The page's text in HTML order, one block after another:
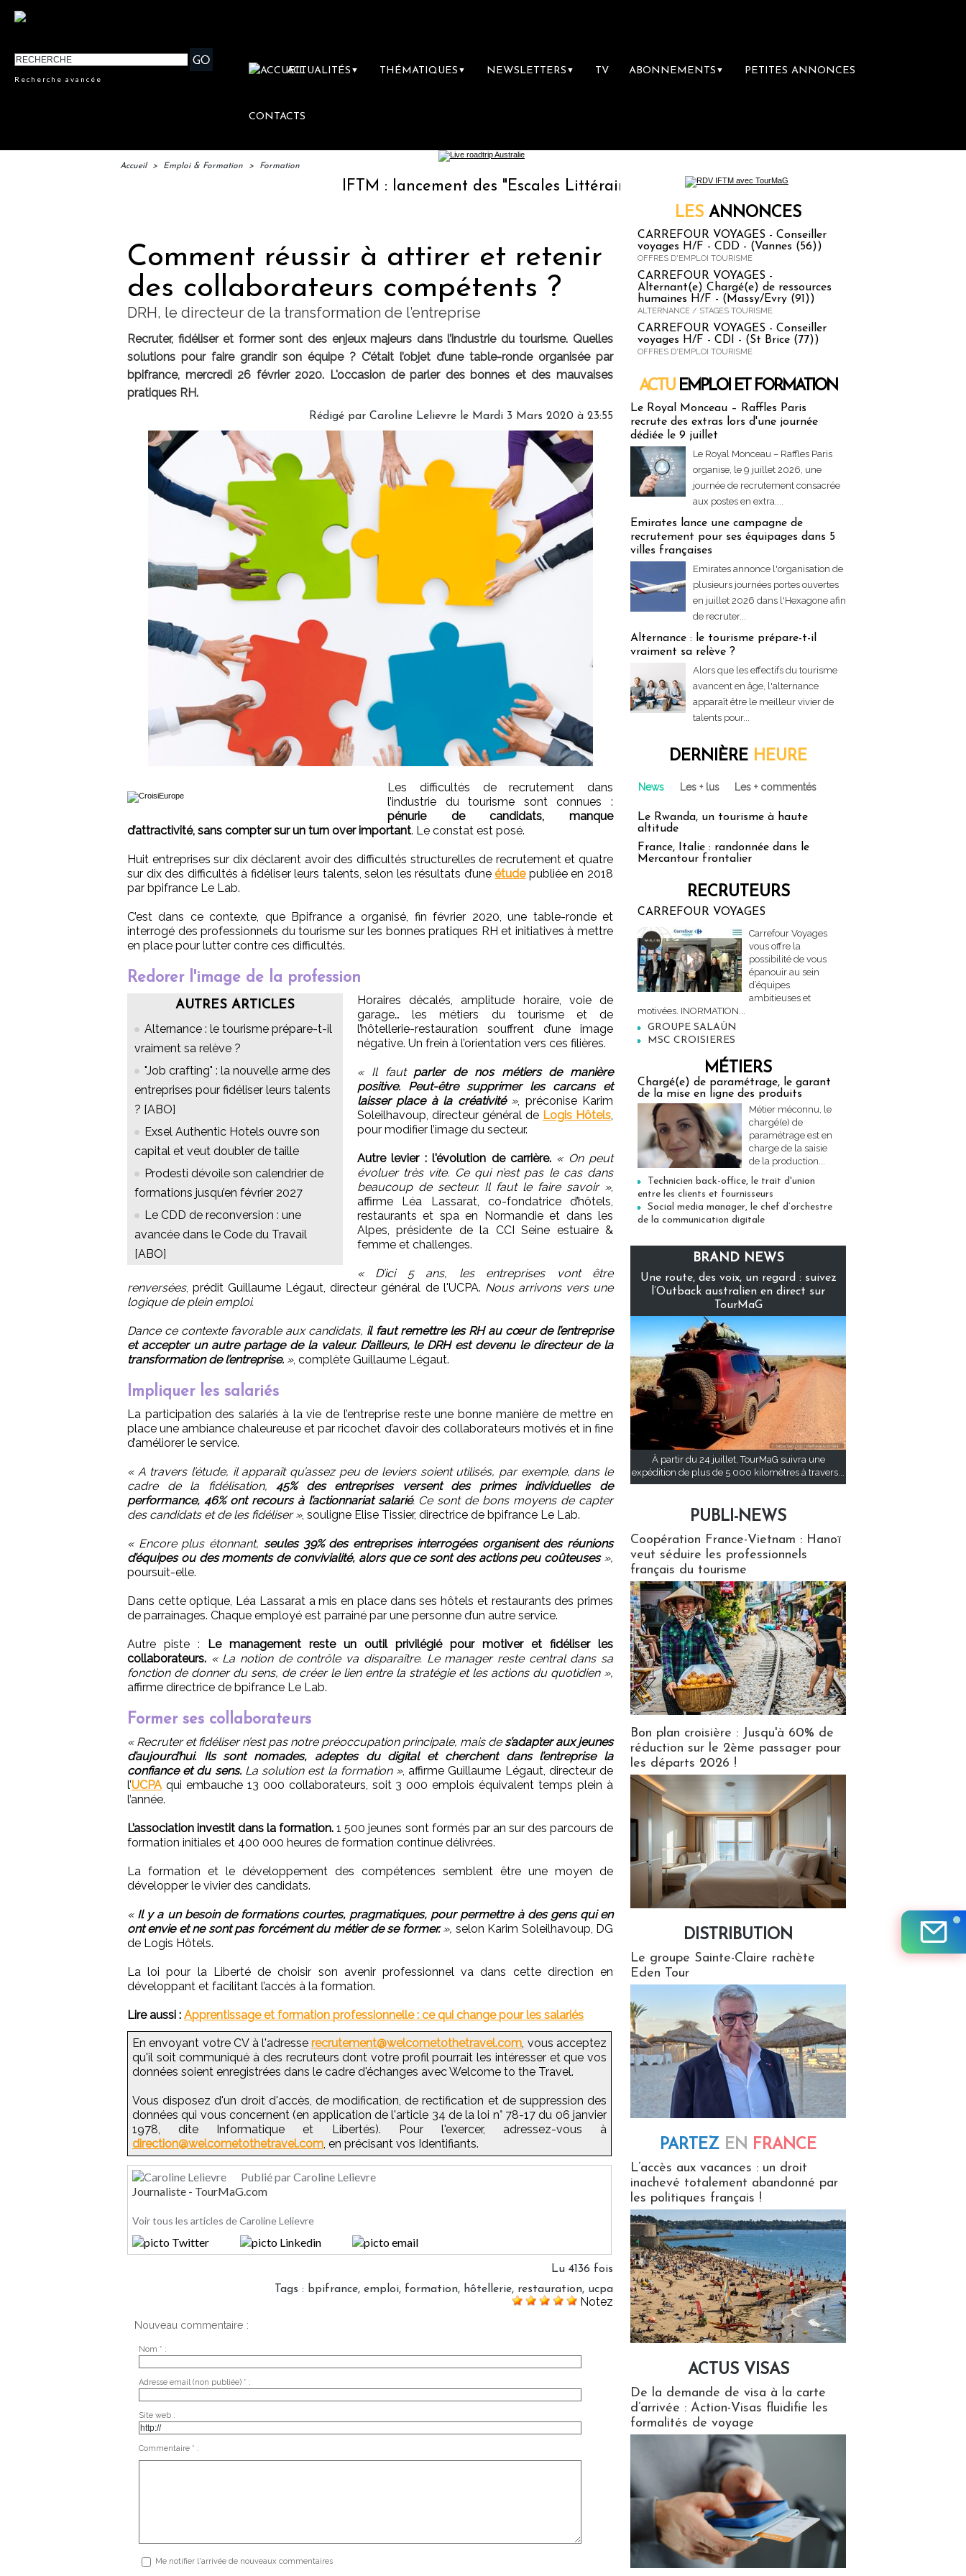
Recherche avancée
ACTUALITÉS ▼ THÉMATIQUES ▼ NEWSLETTERS ▼ TV ABONNEMENTS ▼ PETITES ANNONCES
CONTACTS
Accueil > Emploi & Formation > Formation
IFTM : lancement des "Escales Littéraires", la première librairie du voyage
Comment réussir à attirer et retenir
des collaborateurs compétents ?
DRH, le directeur de la transformation de l’entreprise
Recruter, fidéliser et former sont des enjeux majeurs dans l’industrie du tourisme. Quelles
solutions pour faire grandir son équipe ? C’était l’objet d’une table-ronde organisée par
bpifrance, mercredi 26 février 2020. L'occasion de parler des bonnes et des mauvaises
pratiques RH.
Rédigé par Caroline Lelievre le Mardi 3 Mars 2020 à 23:55
Les difficultés de recrutement dans
l’industrie du tourisme sont connues :
pénurie de candidats, manque
d’attractivité, sans compter sur un turn over important. Le constat est posé.
Huit entreprises sur dix déclarent avoir des difficultés structurelles de recrutement et quatre
sur dix des difficultés à fidéliser leurs talents, selon les résultats d’uneétudepubliée en 2018
par bpifrance Le Lab.
C’est dans ce contexte, que Bpifrance a organisé, fin février 2020, une table-ronde et
interrogé des professionnels du tourisme sur les bonnes pratiques RH et initiatives à mettre
en place pour lutter contre ces difficultés.
Redorer l'image de la profession
AUTRES ARTICLES
Alternance : le tourisme prépare-t-il
vraiment sa relève ?
"Job crafting" : la nouvelle arme des
entreprises pour fidéliser leurs talents
? [ABO]
Exsel Authentic Hotels ouvre son
capital et veut doubler de taille
Prodesti dévoile son calendrier de
formations jusqu’en février 2027
Le CDD de reconversion : une
avancée dans le Code du Travail
[ABO]
Horaires décalés, amplitude horaire, voie de
garage… les métiers du tourisme et de
l’hôtellerie-restauration souffrent d’une image
négative. Un frein à l’orientation vers ces filières.
« Il faut parler de nos métiers de manière
positive. Peut-être supprimer les carcans et
laisser place à la créativité», préconise Karim
Soleilhavoup, directeur général de Logis Hôtels,
pour modifier l’image du secteur.
Autre levier : l'évolution de carrière. « On peut
évoluer très vite. Ce qui n’est pas le cas dans
beaucoup de secteur. Il faut le faire savoir »,
affirme Léa Lassarat, co-fondatrice d’hôtels,
restaurants et spa en Normandie et dans les
Alpes, présidente de la CCI Seine estuaire &
femme et challenges.
« D’ici 5 ans, les entreprises vont être
renversées, prédit Guillaume Légaut, directeur général de l'UCPA. Nous arrivons vers une
logique de plein emploi.
Dance ce contexte favorable aux candidats, il faut remettre les RH au cœur de l’entreprise
et accepter un autre partage de la valeur. D’ailleurs, le DRH est devenu le directeur de la
transformation de l’entreprise. », complète Guillaume Légaut.
Impliquer les salariés
La participation des salariés à la vie de l’entreprise reste une bonne manière de mettre en
place une ambiance chaleureuse et par ricochet d’avoir des collaborateurs motivés et in fine
d’améliorer le service.
« A travers l’étude, il apparaît qu’assez peu de leviers soient utilisés, par exemple, dans le
cadre de la fidélisation,45% des entreprises versent des primes individuelles de
performance, 46% ont recours à l’actionnariat salarié. Ce sont de bons moyens de capter
des candidats et de les fidéliser », souligne Elise Tissier, directrice de bpifrance Le Lab.
« Encore plus étonnant, seules 39% des entreprises interrogées organisent des réunions
d’équipes ou des moments de convivialité, alors que ce sont des actions peu coûteuses»,
poursuit-elle.
Dans cette optique, Léa Lassarat a mis en place dans ses hôtels et restaurants des primes
de parrainages. Chaque employé est parrainé par une personne d’un autre service.
Autre piste :
Le management reste un outil privilégié pour motiver et fidéliser les
collaborateurs. « La notion de contrôle va disparaître. Le manager reste central dans sa
fonction de donner du sens, de créer le lien entre la stratégie et les actions du quotidien »,
affirme directrice de bpifrance Le Lab.
Former ses collaborateurs
« Recruter et fidéliser n’est pas notre préoccupation principale, mais de s’adapter aux jeunes
d’aujourd’hui. Ils sont nomades, adeptes du digital et cherchent dans l’entreprise la
confiance et du sens.La solution est la formation », affirme Guillaume Légaut, directeur de
l’UCPAqui embauche 13 000 collaborateurs, soit 3 000 emplois équivalent temps plein à
l’année.
L’association investit dans la formation. 1 500 jeunes sont formés par an sur des parcours de
formation initiales et 400 000 heures de formation continue délivrées.
La formation et le développement des compétences semblent être une moyen de
développer le vivier des candidats.
« Il y a un besoin de formations courtes, pragmatiques, pour permettre à des gens qui en
ont envie et ne sont pas forcément du métier de se former.», selon Karim Soleilhavoup, DG
de Logis Hôtels.
La loi pour la Liberté de choisir son avenir professionnel va dans cette direction en
développant et facilitant l’accès à la formation.
Lire aussi : Apprentissage et formation professionnelle : ce qui change pour les salariés
En envoyant votre CV à l'adresserecrutement@welcometothetravel.com, vous acceptez
qu'il soit communiqué à des recruteurs dont votre profil pourrait les intéresser et que vos
données soient enregistrées dans le cadre d'échanges avec Welcome to the Travel.
Vous disposez d'un droit d'accès, de modification, de rectification et de suppression des
données qui vous concernent (en application de l'article 34 de la loi n° 78-17 du 06 janvier
1978, dite Informatique et Libertés). Pour l'exercer, adressez-vous à
direction@welcometothetravel.com, en précisant vos Identifiants.
Publié par Caroline Lelievre
Journaliste - TourMaG.com
Voir tous les articles de Caroline Lelievre
Lu 4136 fois
Tags : bpifrance, emploi, formation, hôtellerie, restauration, ucpa
Notez
Nouveau commentaire :
Nom * :
Adresse email (non publiée) * :
Site web :
Commentaire * :
Me notifier l'arrivée de nouveaux commentaires
LES ANNONCES
CARREFOUR VOYAGES - Conseiller
voyages H/F - CDD - (Vannes (56))
OFFRES D'EMPLOI TOURISME
CARREFOUR VOYAGES -
Alternant(e) Chargé(e) de ressources
humaines H/F - (Massy/Evry (91))
ALTERNANCE / STAGES TOURISME
CARREFOUR VOYAGES - Conseiller
voyages H/F - CDI - (St Brice (77))
OFFRES D'EMPLOI TOURISME
ACTU EMPLOI ET FORMATION
Le Royal Monceau – Raffles Paris
recrute des extras lors d'une journée
dédiée le 9 juillet
Le Royal Monceau – Raffles Paris
organise, le 9 juillet 2026, une
journée de recrutement consacrée
aux postes en extra....
Emirates lance une campagne de
recrutement pour ses équipages dans 5
villes françaises
Emirates annonce l'organisation de
plusieurs journées portes ouvertes
en juillet 2026 dans l'Hexagone afin
de recruter...
Alternance : le tourisme prépare-t-il
vraiment sa relève ?
Alors que les effectifs du tourisme
avancent en âge, l'alternance
apparaît être le meilleur vivier de
talents pour...
DERNIÈRE HEURE
News Les + lus Les + commentés
Le Rwanda, un tourisme à haute
altitude
France, Italie : randonnée dans le
Mercantour frontalier
RECRUTEURS
CARREFOUR VOYAGES
Carrefour Voyages
vous offre la
possibilité de vous
épanouir au sein
d’équipes
ambitieuses et
motivées. INORMATION...
GROUPE SALAÜN
MSC CROISIERES
MÉTIERS
Chargé(e) de paramétrage, le garant
de la mise en ligne des produits
Métier méconnu, le
chargé(e) de
paramétrage est en
charge de la saisie
de la production...
Technicien back-office, le trait d'union
entre les clients et fournisseurs
Social media manager, le chef d’orchestre
de la communication digitale
BRAND NEWS
Une route, des voix, un regard : suivez
l’Outback australien en direct sur
TourMaG
À partir du 24 juillet, TourMaG suivra une
expédition de plus de 5 000 kilomètres à travers...
PUBLI-NEWS
Coopération France-Vietnam : Hanoï
veut séduire les professionnels
français du tourisme
Bon plan croisière : Jusqu'à 60% de
réduction sur le 2ème passager pour
les départs 2026 !
DISTRIBUTION
Le groupe Sainte-Claire rachète
Eden Tour
PARTEZ EN FRANCE
L’accès aux vacances : un droit
inachevé totalement abandonné par
les politiques français !
ACTUS VISAS
De la demande de visa à la carte
d’arrivée : Action-Visas fluidifie les
formalités de voyage